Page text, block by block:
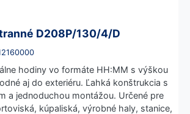
D208P/130/4/D
hodiny vo formáte HH:MM s výškou
aj do exteriéru. Ľahká konštrukcia s
a jednoduchou montážou. Určené pre
kúpaliská, výrobné haly, stanice,